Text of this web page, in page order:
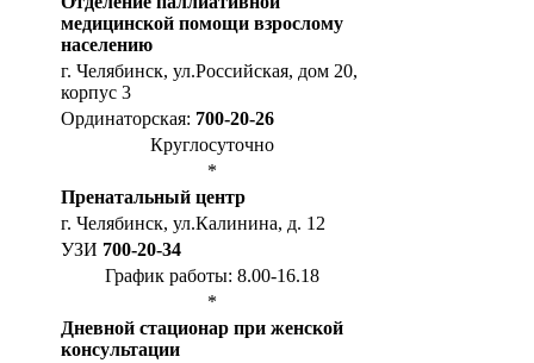
медицинской помощи взрослому
населению
г. Челябинск, ул.Российская, дом 20,
корпус 3
Ординаторская: 700-20-26
Круглосуточно
*
Пренатальный центр
г. Челябинск, ул.Калинина, д. 12
УЗИ 700-20-34
График работы: 8.00-16.18
*
Дневной стационар при женской
консультации